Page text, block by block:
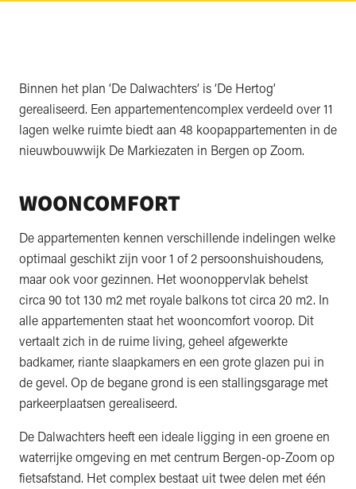
Binnen het plan ‘De Dalwachters’ is ‘De Hertog’
gerealiseerd. Een appartementencomplex verdeeld over 11
lagen welke ruimte biedt aan 48 koopappartementen in de
nieuwbouwwijk De Markiezaten in Bergen op Zoom.
WOONCOMFORT
De appartementen kennen verschillende indelingen welke
optimaal geschikt zijn voor 1 of 2 persoonshuishoudens,
maar ook voor gezinnen. Het woonoppervlak behelst
circa 90 tot 130 m2 met royale balkons tot circa 20 m2. In
alle appartementen staat het wooncomfort voorop. Dit
vertaalt zich in de ruime living, geheel afgewerkte
badkamer, riante slaapkamers en een grote glazen pui in
de gevel. Op de begane grond is een stallingsgarage met
parkeerplaatsen gerealiseerd.
De Dalwachters heeft een ideale ligging in een groene en
waterrijke omgeving en met centrum Bergen-op-Zoom op
fietsafstand. Het complex bestaat uit twee delen met één